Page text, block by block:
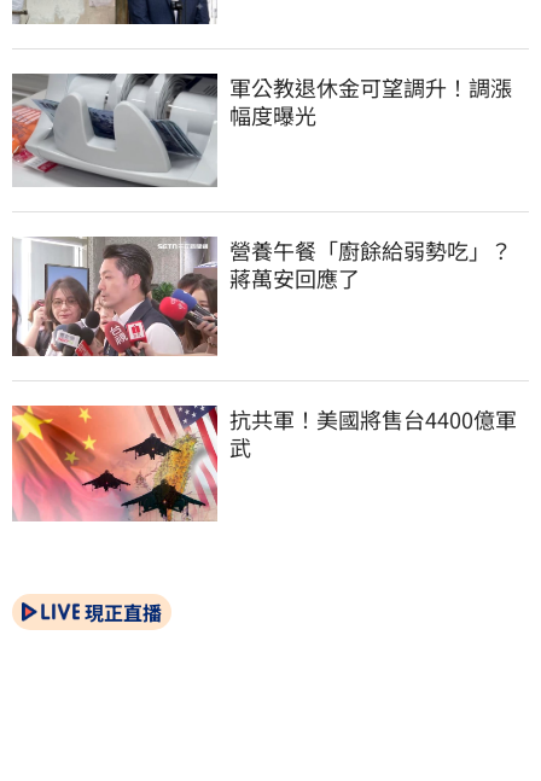
軍公教退休金可望調升！調漲
幅度曝光
營養午餐「廚餘給弱勢吃」？
蔣萬安回應了
抗共軍！美國將售台4400億軍
武
現正直播